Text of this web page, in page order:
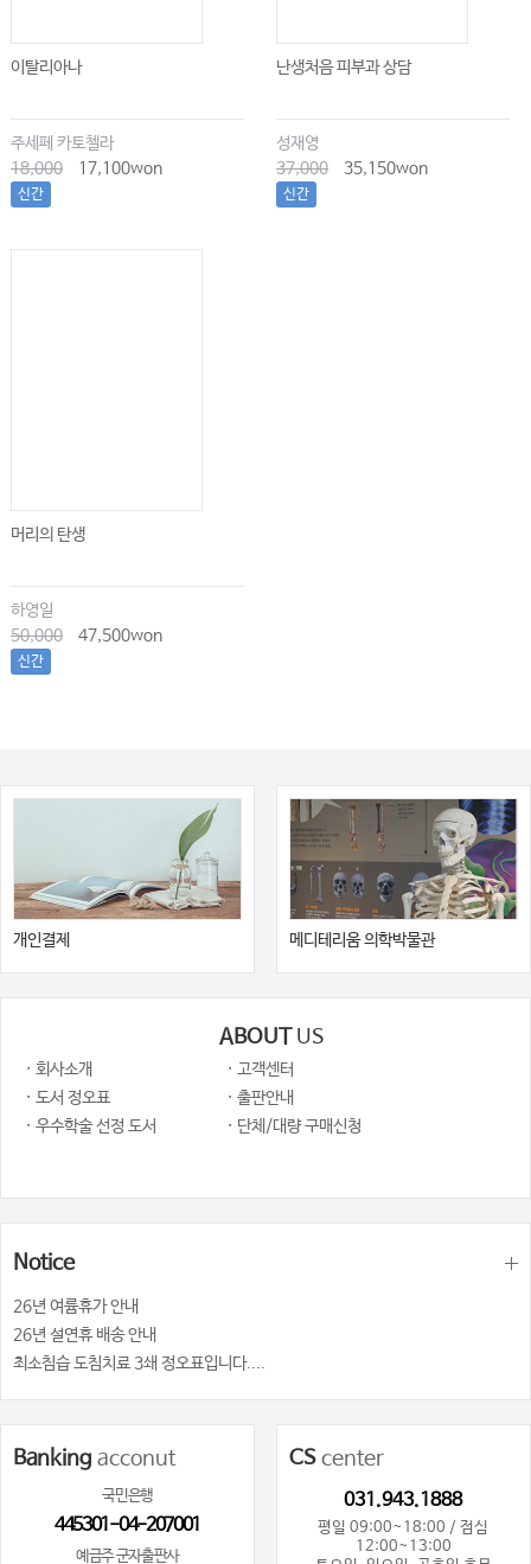
이탈리아나
주세페 카토첼라
18,000
17,100won
신간
난생처음 피부과 상담
성재영
37,000
35,150won
신간
머리의 탄생
하영일
50,000
47,500won
신간
개인결제 메디테리움 의학박물관
ABOUT US
· 회사소개
· 고객센터
· 도서 정오표
· 출판안내
· 우수학술 선정 도서
· 단체/대량 구매신청
Notice
26년 여륨휴가 안내
26년 설연휴 배송 안내
최소침습 도침치료 3쇄 정오표입니다....
Banking acconut
국민은행
445301-04-207001
예금주 군자출판사
CScenter
031.943.1888
평일 09:00~18:00 / 점심
12:00~13:00